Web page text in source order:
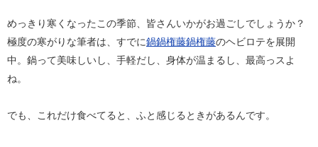
めっきり寒くなったこの季節、皆さんいかがお過ごしでしょうか？
極度の寒がりな筆者は、すでに鍋鍋権藤鍋権藤のヘビロテを展開
中。鍋って美味しいし、手軽だし、身体が温まるし、最高っスよ
ね。
でも、これだけ食べてると、ふと感じるときがあるんです。